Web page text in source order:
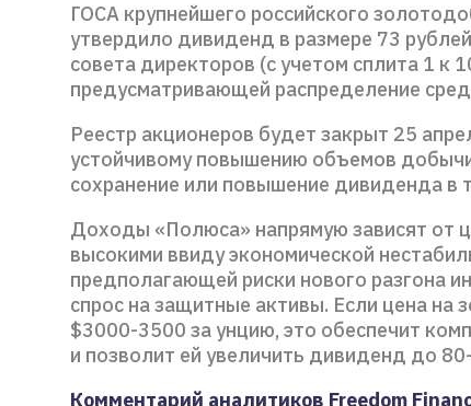
ГОСА крупнейшего российского
утвердило дивиденд в размере 73
совета директоров (с учетом сплита 1 к
предусматривающей распределение
Реестр акционеров будет закрыт 25
устойчивому повышению объемов
сохранение или повышение дивиденда в
Доходы «Полюса» напрямую зависят от
высокими ввиду экономической
предполагающей риски нового разгона
спрос на защитные активы. Если цена на
$3000-3500 за унцию, это обеспечит
и позволит ей увеличить дивиденд до
Комментарий аналитиков Freedom